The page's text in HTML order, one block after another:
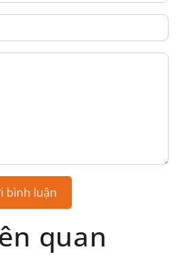
bình luận
quan